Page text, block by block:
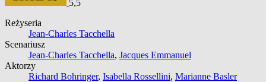
5,5
Reżyseria
Jean-Charles Tacchella
Scenariusz
Jean-Charles Tacchella, Jacques Emmanuel
Aktorzy
Richard Bohringer, Isabella Rossellini, Marianne Basler